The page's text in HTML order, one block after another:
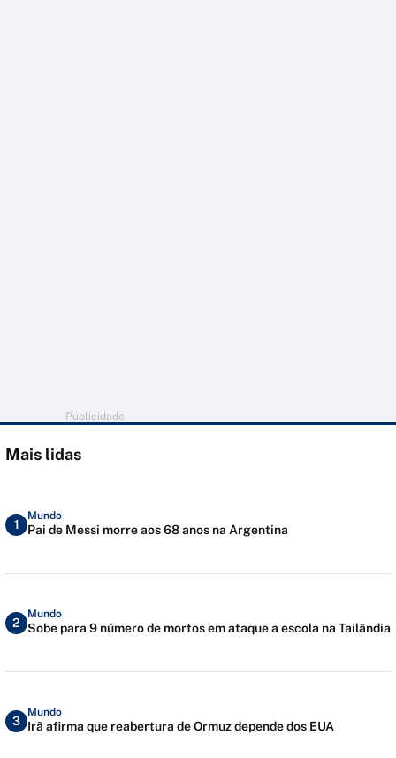
Publicidade
Mais lidas
1
Mundo
Pai de Messi morre aos 68 anos na Argentina
2
Mundo
Sobe para 9 número de mortos em ataque a escola na Tailândia
3
Mundo
Irã afirma que reabertura de Ormuz depende dos EUA